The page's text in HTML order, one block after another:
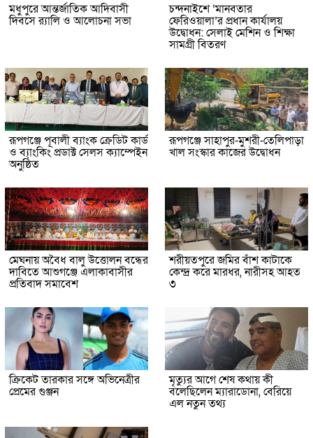
মধুপুরে আন্তর্জাতিক আদিবাসী
দিবসে র‍্যালি ও আলোচনা সভা
চন্দনাইশে ‘মানবতার
ফেরিওয়ালা’র প্রধান কার্যালয়
উদ্বোধন: সেলাই মেশিন ও শিক্ষা
সামগ্রী বিতরণ
রূপগঞ্জে পূবালী ব্যাংক ক্রেডিট কার্ড
ও ব্যাংকিং প্রডাক্ট সেলস ক্যাম্পেইন
অনুষ্ঠিত
রূপগঞ্জে সাহাপুর-মুশরী-তেলিপাড়া
খাল সংস্কার কাজের উদ্বোধন
মেঘনায় অবৈধ বালু উত্তোলন বন্ধের
দাবিতে আশুগঞ্জে এলাকাবাসীর
প্রতিবাদ সমাবেশ
শরীয়তপুরে জমির বাঁশ কাটাকে
কেন্দ্র করে মারধর, নারীসহ আহত
৩
ক্রিকেট তারকার সঙ্গে অভিনেত্রীর
প্রেমের গুঞ্জন
মৃত্যুর আগে শেষ কথায় কী
বলেছিলেন ম্যারাডোনা, বেরিয়ে
এল নতুন তথ্য